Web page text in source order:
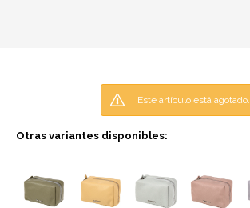
Este artículo está agotado.
Otras variantes disponibles: